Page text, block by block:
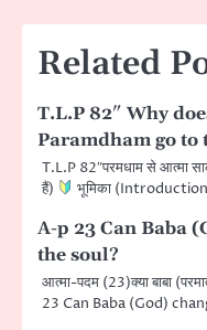
navigation
Related
T.L.P 82″ Why
Paramdham go
T.L.P 82″परमधाम से आत्मा
हैं)
भूमिका
A-p 23 Can Baba
the soul?
आत्मा-पदम (23)क्या बाबा
23 Can Baba (God)